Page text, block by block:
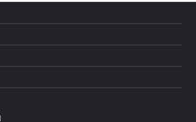
ногу в
возможные
подходят не только
идеальным
увлечены